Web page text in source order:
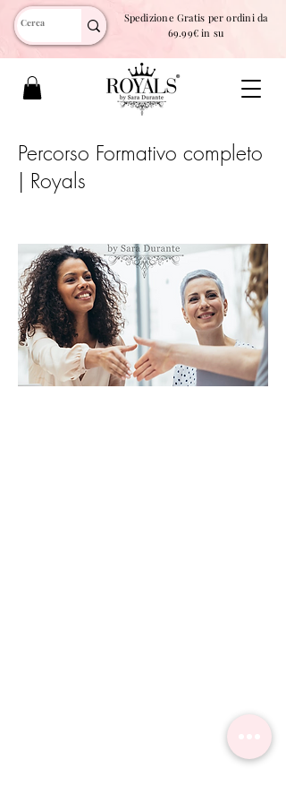
Spedizione Gratis per ordini da
69.99€ in su
Percorso Formativo completo
| Royals